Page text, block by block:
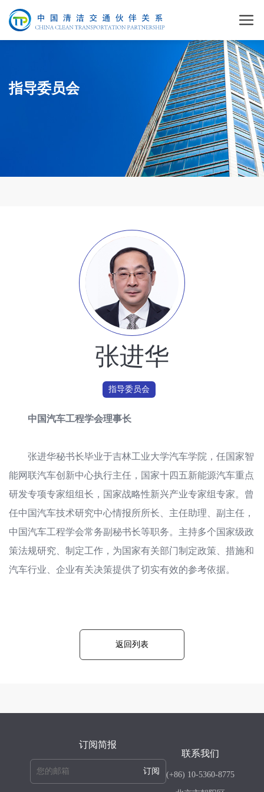
指导委员会
张进华
指导委员会
中国汽车工程学会理事长
张进华秘书长毕业于吉林工业大学汽车学院，任国家智
能网联汽车创新中心执行主任，国家十四五新能源汽车重点
研发专项专家组组长，国家战略性新兴产业专家组专家。曾
任中国汽车技术研究中心情报所所长、主任助理、副主任，
中国汽车工程学会常务副秘书长等职务。主持多个国家级政
策法规研究、制定工作，为国家有关部门制定政策、措施和
汽车行业、企业有关决策提供了切实有效的参考依据。
返回列表
订阅简报
订阅
联系我们
(+86) 10-5360-8775